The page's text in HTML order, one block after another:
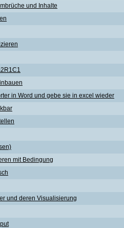
und Inhalte
in Word und gebe sie in excel wieder
mit Bedingung
und deren Visualisierung